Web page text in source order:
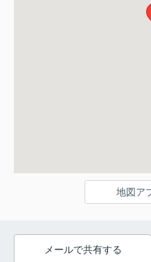
地図ア
メールで共有する